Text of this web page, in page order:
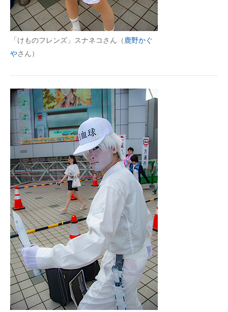
「けものフレンズ」スナネコさん（鹿野かぐ
やさん）